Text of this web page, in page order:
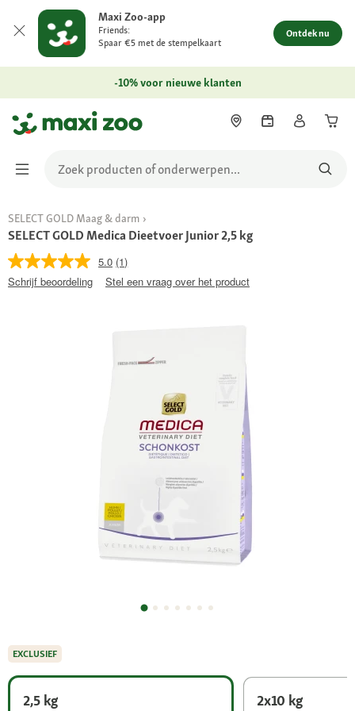
Maxi Zoo-app
Friends:
Spaar €5 met de stempelkaart
Ontdek nu
-10% voor nieuwe klanten
SELECT GOLD Maag & darm
SELECT GOLD Medica Dieetvoer Junior 2,5 kg
5.0 (1)
Schrijf beoordeling
Stel een vraag over het product
2,5 kg 2x10 kg
EXCLUSIEF